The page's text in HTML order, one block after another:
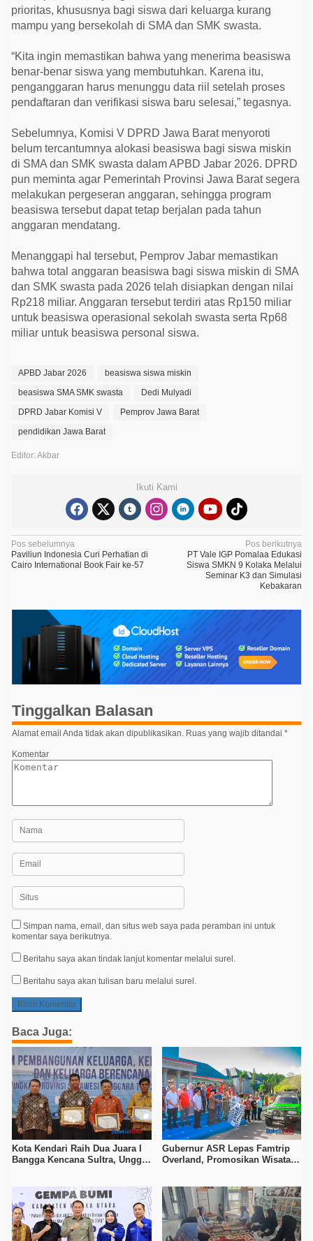
prioritas, khususnya bagi siswa dari keluarga kurang
mampu yang bersekolah di SMA dan SMK swasta.
“Kita ingin memastikan bahwa yang menerima beasiswa
benar-benar siswa yang membutuhkan. Karena itu,
penganggaran harus menunggu data riil setelah proses
pendaftaran dan verifikasi siswa baru selesai,” tegasnya.
Sebelumnya, Komisi V DPRD Jawa Barat menyoroti
belum tercantumnya alokasi beasiswa bagi siswa miskin
di SMA dan SMK swasta dalam APBD Jabar 2026. DPRD
pun meminta agar Pemerintah Provinsi Jawa Barat segera
melakukan pergeseran anggaran, sehingga program
beasiswa tersebut dapat tetap berjalan pada tahun
anggaran mendatang.
Menanggapi hal tersebut, Pemprov Jabar memastikan
bahwa total anggaran beasiswa bagi siswa miskin di SMA
dan SMK swasta pada 2026 telah disiapkan dengan nilai
Rp218 miliar. Anggaran tersebut terdiri atas Rp150 miliar
untuk beasiswa operasional sekolah swasta serta Rp68
miliar untuk beasiswa personal siswa.
APBD Jabar 2026
beasiswa siswa miskin
beasiswa SMA SMK swasta
Dedi Mulyadi
DPRD Jabar Komisi V
Pemprov Jawa Barat
pendidikan Jawa Barat
Editor: Akbar
Ikuti Kami
N
a
o
s
Pos sebelumnya
Paviliun Indonesia Curi Perhatian di
Cairo International Book Fair ke-57
Pos berikutnya
PT Vale IGP Pomalaa Edukasi
Siswa SMKN 9 Kolaka Melalui
Seminar K3 dan Simulasi
Kebakaran
Tinggalkan Balasan
Alamat email Anda tidak akan dipublikasikan. Ruas yang wajib ditandai *
Komentar
Simpan nama, email, dan situs web saya pada peramban ini untuk
komentar saya berikutnya.
Beritahu saya akan tindak lanjut komentar melalui surel.
Beritahu saya akan tulisan baru melalui surel.
Baca Juga:
Kota Kendari Raih Dua Juara I
Bangga Kencana Sultra, Unggul
Gubernur ASR Lepas Famtrip
Overland, Promosikan Wisata